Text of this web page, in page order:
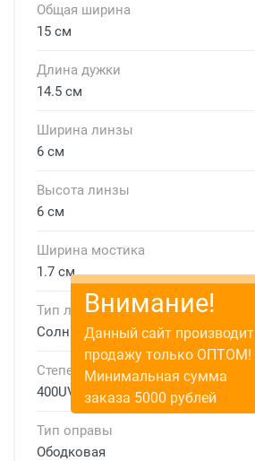
Общая ширина
15 см
Длина дужки
14.5 см
Ширина линзы
6 см
Высота линзы
6 см
Ширина мостика
1.7 см
Тип линзы
Солнцезащитные
Степень защиты
400UV
Тип оправы
Ободковая
Внимание!
Данный сайт производит
продажу только ОПТОМ!
Минимальная сумма
заказа 5000 рублей